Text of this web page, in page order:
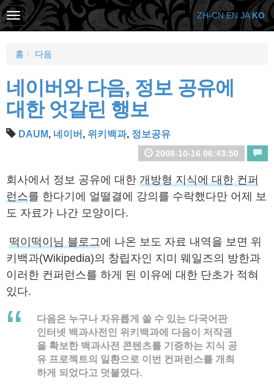
홈 다음
네이버와 다음, 정보 공유에
대한 엇갈린 행보
DAUM, 네이버 , 위키백과, 정보공유
2008-10-16 06:43:50
회사에서 정보 공유에 대한 개방형 지식에 대한 컨퍼
런스를 한다기에 얼떨결에 강의를 수락했다만 어제 보
도 자료가 나간 모양이다.
떡이떡이님 블로그에 나온 보도 자료 내역을 보면 위
키백과(Wikipedia)의 창립자인 지미 웨일즈의 방한과
이러한 컨퍼런스를 하게 된 이유에 대한 단초가 적혀
있다.
다음은 누구나 자유롭게 쓸 수 있는 다국어판
인터넷 백과사전인 위키백과에 다음이 저작권
을 확보한 백과사전 콘텐츠를 기증하는 지식 공
유 프로젝트의 일환으로 이번 컨퍼런스를 개최
하게 되었다고 덧붙였다.
ZH-CN EN JA KO